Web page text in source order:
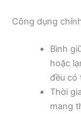
Công dụng
Bình
hoặc
đều có
Thời
mang